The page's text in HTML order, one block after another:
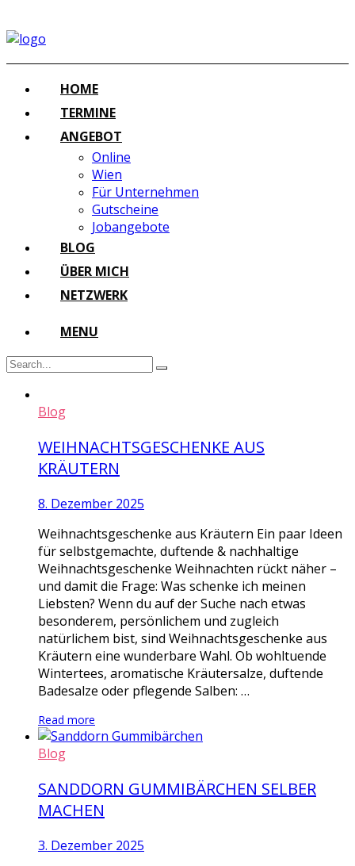
HOME
TERMINE
ANGEBOT
Online
Wien
Für Unternehmen
Gutscheine
Jobangebote
BLOG
ÜBER MICH
NETZWERK
MENU
Blog
WEIHNACHTSGESCHENKE AUS
KRÄUTERN
8. Dezember 2025
Weihnachtsgeschenke aus Kräutern Ein paar Ideen
für selbstgemachte, duftende & nachhaltige
Weihnachtsgeschenke Weihnachten rückt näher –
und damit die Frage: Was schenke ich meinen
Liebsten? Wenn du auf der Suche nach etwas
besonderem, persönlichem und zugleich
natürlichem bist, sind Weihnachtsgeschenke aus
Kräutern eine wunderbare Wahl. Ob wohltuende
Wintertees, aromatische Kräutersalze, duftende
Badesalze oder pflegende Salben: …
Read more
Blog
SANDDORN GUMMIBÄRCHEN SELBER
MACHEN
3. Dezember 2025